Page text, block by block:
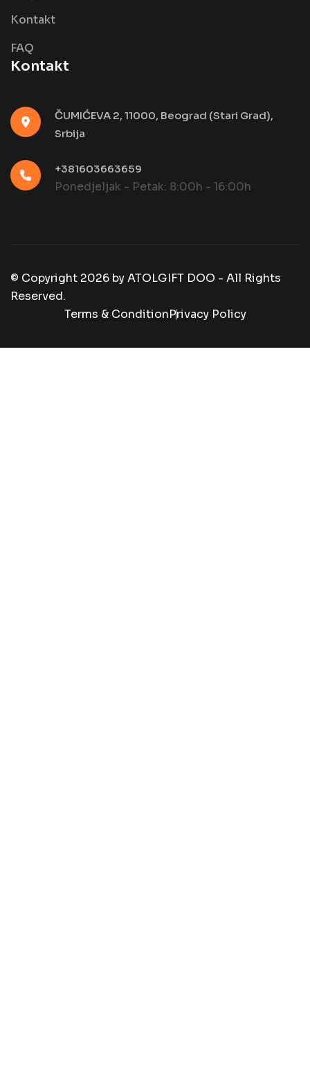
Kontakt
FAQ
Kontakt
ČUMIĆEVA 2, 11000, Beograd (Stari Grad),
Srbija
+381603663659
Ponedjeljak - Petak: 8:00h - 16:00h
© Copyright 2026 byATOLGIFT DOO - All Rights
Reserved.
Terms & ConditionPrivacy Policy